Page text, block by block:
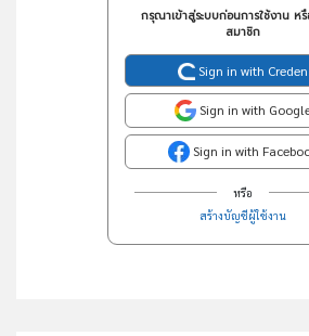
กรุณาเข้าสู่ระบบก่อนการใช้งาน ห
สมาชิก
Sign in with Creden
Sign in with
Sign in with
หรือ
สร้างบัญชีผู้ใช้งาน